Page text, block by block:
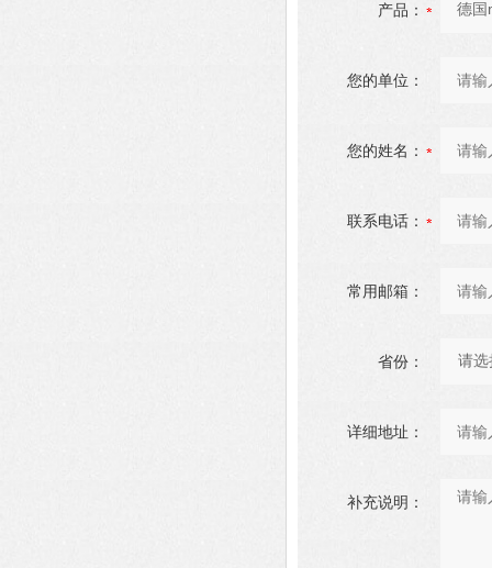
产品：
您的单位：
您的姓名：
联系电话：
常用邮箱：
省份：
详细地址：
补充说明：